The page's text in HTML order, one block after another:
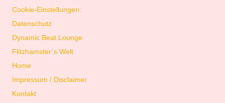
Cookie-Einstellungen:
Datenschutz
Dynamic Beat Lounge
Flitzhamster´s Welt
Home
Impressum / Disclaimer
Kontakt